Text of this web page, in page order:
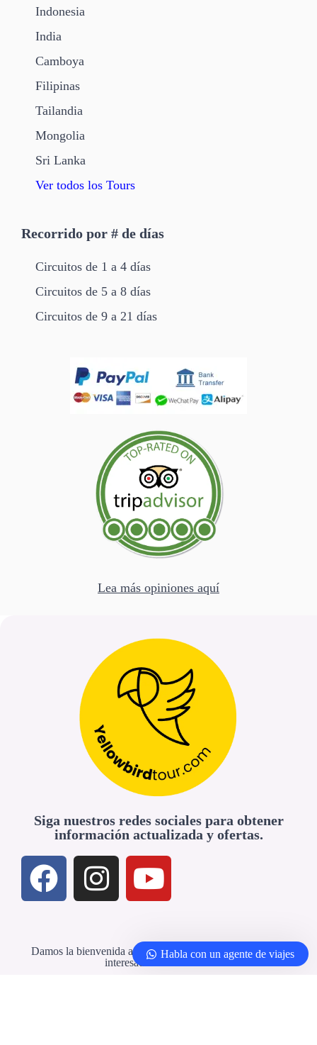
Siga nuestros redes sociales para obtener
información actualizada y ofertas.
Damos la bienvenida a agencias de viajes y profesionales
interesados en colaborar
Indonesia
India
Camboya
Filipinas
Tailandia
Mongolia
Sri Lanka
Ver todos los Tours
Recorrido por # de días
Circuitos de 1 a 4 días
Circuitos de 5 a 8 días
Circuitos de 9 a 21 días
Lea más opiniones aquí
Habla con un agente de viajes